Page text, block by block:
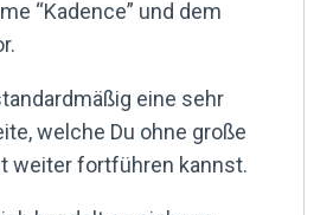
“Kadence” und dem
eine sehr
welche Du ohne große
weiter fortführen kannst.